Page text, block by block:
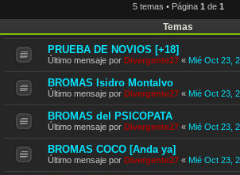
5 temas • Página 1 de 1
Temas
PRUEBA DE NOVIOS [+18]
Último mensaje por Divergente27 « Mié Oct 23,
BROMAS Isidro Montalvo
Último mensaje por Divergente27 « Mié Oct 23,
BROMAS del PSICOPATA
Último mensaje por Divergente27 « Mié Oct 23,
BROMAS COCO [Anda ya]
Último mensaje por Divergente27 « Mié Oct 23,